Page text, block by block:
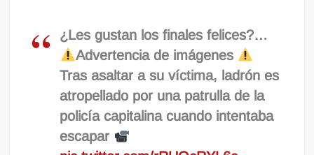
¿Les gustan los finales felices?…
Advertencia de imágenes
Tras asaltar a su víctima, ladrón es
atropellado por una patrulla de la
policía capitalina cuando intentaba
escapar